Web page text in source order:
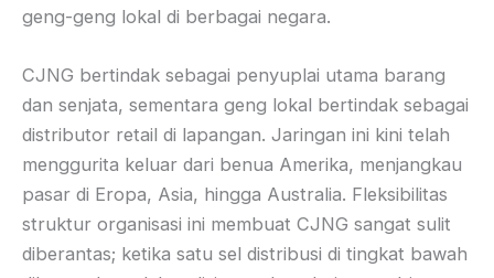
geng-geng lokal di berbagai negara.
CJNG bertindak sebagai penyuplai utama barang
dan senjata, sementara geng lokal bertindak sebagai
distributor retail di lapangan. Jaringan ini kini telah
menggurita keluar dari benua Amerika, menjangkau
pasar di Eropa, Asia, hingga Australia. Fleksibilitas
struktur organisasi ini membuat CJNG sangat sulit
diberantas; ketika satu sel distribusi di tingkat bawah